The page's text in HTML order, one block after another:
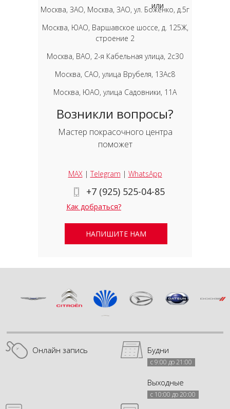
Москва, ЗАО, Москва, ЗАО, ул. Боженко, д.5г
Москва, ЮАО, Варшавское шоссе, д. 125Ж,
строение 2
Москва, ВАО, 2-я Кабельная улица, 2с30
Москва, САО, улица Врубеля, 13Ас8
Москва, ЮАО, улица Садовники, 11А
Возникли вопросы?
Мастер покрасочного центра
поможет
MAX|Telegram | WhatsApp
+7 (925) 525-04-85
Как добраться?
или
НАПИШИТЕ НАМ
Онлайн запись Будни
с 9:00 до 21:00
Выходные
с 10:00 до 20:00